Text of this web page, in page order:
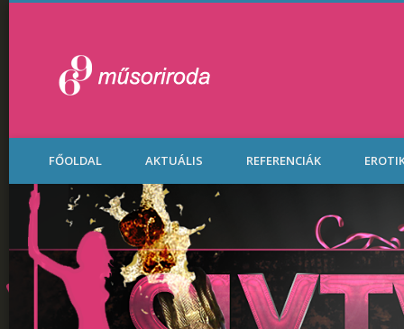
Budapesten.
FŐOLDAL AKTUÁLIS REFERENCIÁK